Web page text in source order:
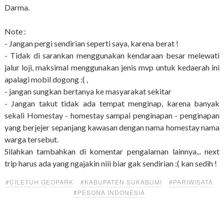
Darma.
Note :
- Jangan pergi sendirian seperti saya, karena berat !
- Tidak di sarankan menggunakan kendaraan besar melewati
jalur loji, maksimal menggunakan jenis mvp untuk kedaerah ini
apalagi mobil dogong :( ,
- jangan sungkan bertanya ke masyarakat sekitar
- Jangan takut tidak ada tempat menginap, karena banyak
sekali Homestay - homestay sampai penginapan - penginapan
yang berjejer sepanjang kawasan dengan nama homestay nama
warga tersebut.
Silahkan tambahkan di komentar pengalaman lainnya... next
trip harus ada yang ngajakin niii biar gak sendirian :( kan sedih !
#CILETUH GEOPARK #KABUPATEN SUKABUMI
#PARIWISATA
#PESONA INDONESIA